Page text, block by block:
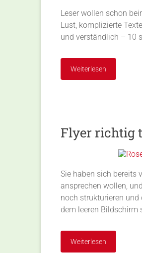
Leser wollen schon
Lust, komplizierte
und verständlich – 10
Weiterlesen
Flyer richtig
Sie haben sich bereits
ansprechen wollen,
noch strukturieren und
dem leeren Bildschirm
Weiterlesen